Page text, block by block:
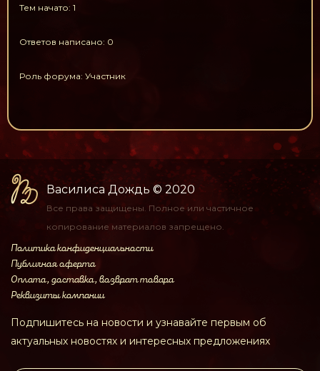
Тем начато: 1
Ответов написано: 0
Роль форума: Участник
Василиса Дождь © 2020
Все права защищены. Полное или частичное
копирование материалов запрещено.
Политика конфиденциальности
Публичная оферта
Оплата, доставка, возврат товара
Реквизиты компании
Подпишитесь на новости и узнавайте первым об
актуальных новостях и интересных предложениях